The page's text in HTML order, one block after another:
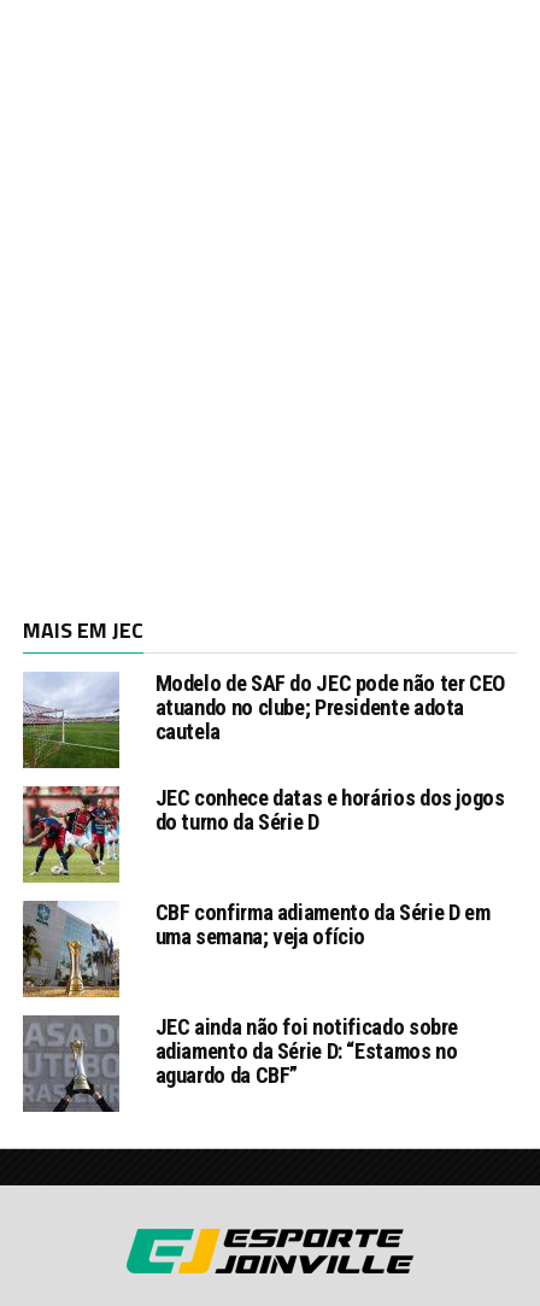
MAIS EM JEC
Modelo de SAF do JEC pode não ter CEO
atuando no clube; Presidente adota
cautela
JEC conhece datas e horários dos jogos
do turno da Série D
CBF confirma adiamento da Série D em
uma semana; veja ofício
JEC ainda não foi notificado sobre
adiamento da Série D: “Estamos no
aguardo da CBF”